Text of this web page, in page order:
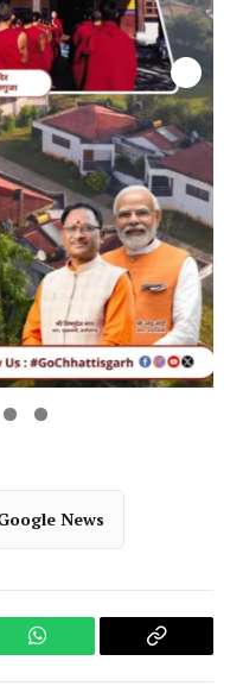
News
WhatsApp
Copy